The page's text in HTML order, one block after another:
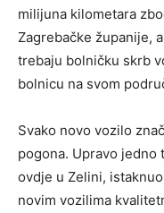
milijuna kilometara
Zagrebačke županije,
trebaju bolničku skrb
bolnicu na svom
Svako novo vozilo
pogona. Upravo jedno
ovdje u Zelini,
novim vozilima